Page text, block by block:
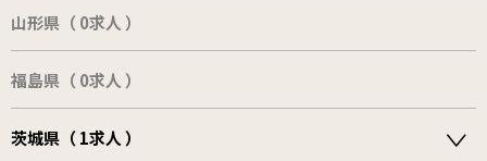
山形県（ 0求人 ）
福島県（ 0求人 ）
茨城県（ 1求人 ）